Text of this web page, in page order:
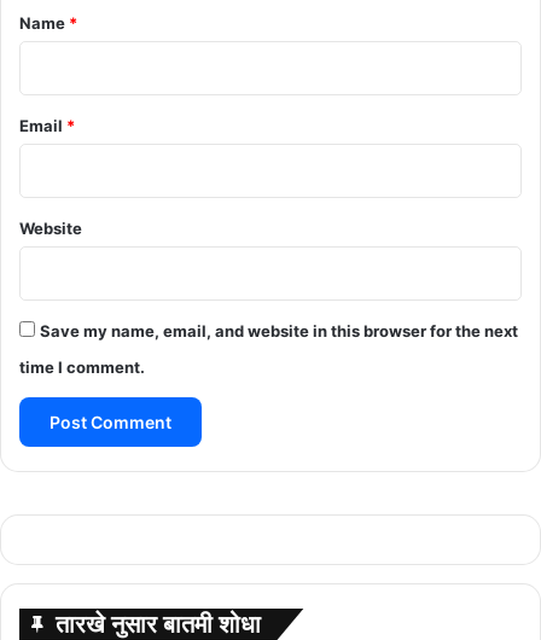
*
Name *
Email *
Website
Save my name, email, and website in this browser for the next
time I comment.
तारखे नुसार बातमी शोधा